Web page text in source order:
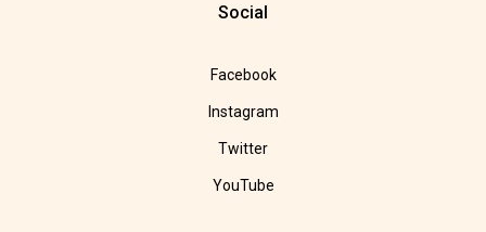
Social
Facebook
Instagram
Twitter
YouTube